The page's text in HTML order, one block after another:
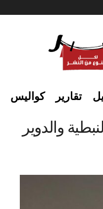
تقارير كواليس
والدوير